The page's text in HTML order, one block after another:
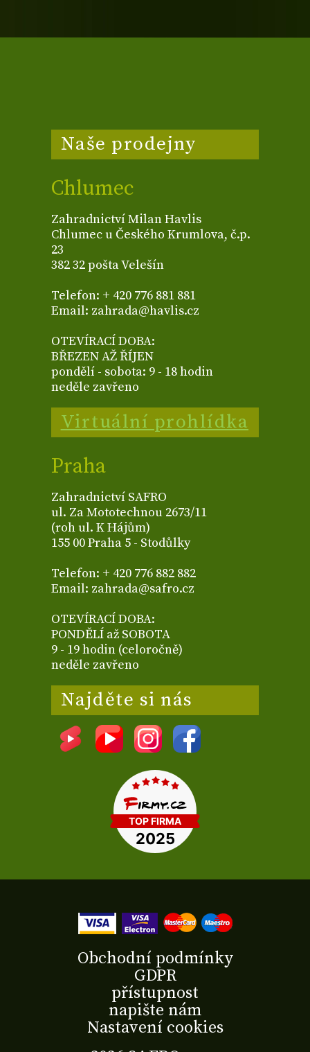
Naše prodejny
Chlumec
Zahradnictví Milan Havlis
Chlumec u Českého Krumlova, č.p.
23
382 32 pošta Velešín
Telefon: + 420 776 881 881
Email: zahrada@havlis.cz
OTEVÍRACÍ DOBA:
BŘEZEN AŽ ŘÍJEN
pondělí - sobota: 9 - 18 hodin
neděle zavřeno
Virtuální prohlídka
Praha
Zahradnictví SAFRO
ul. Za Mototechnou 2673/11
(roh ul. K Hájům)
155 00 Praha 5 - Stodůlky
Telefon: + 420 776 882 882
Email: zahrada@safro.cz
OTEVÍRACÍ DOBA:
PONDĚLÍ až SOBOTA
9 - 19 hodin (celoročně)
neděle zavřeno
Najděte si nás
Obchodní podmínky
GDPR
přístupnost
napište nám
Nastavení cookies